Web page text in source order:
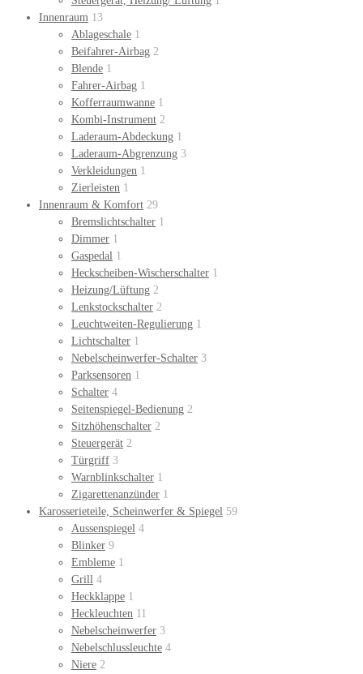
Innenraum 13
Ablageschale 1
Beifahrer-Airbag 2
Blende 1
Fahrer-Airbag 1
Kofferraumwanne 1
Kombi-Instrument 2
Laderaum-Abdeckung 1
Laderaum-Abgrenzung 3
Verkleidungen 1
Zierleisten 1
Innenraum & Komfort 29
Bremslichtschalter 1
Dimmer 1
Gaspedal 1
Heckscheiben-Wischerschalter 1
Heizung/Lüftung 2
Lenkstockschalter 2
Leuchtweiten-Regulierung 1
Lichtschalter 1
Nebelscheinwerfer-Schalter 3
Parksensoren 1
Schalter 4
Seitenspiegel-Bedienung 2
Sitzhöhenschalter 2
Steuergerät 2
Türgriff 3
Warnblinkschalter 1
Zigarettenanzünder 1
Karosserieteile, Scheinwerfer & Spiegel 59
Aussenspiegel 4
Blinker 9
Embleme 1
Grill 4
Heckklappe 1
Heckleuchten 11
Nebelscheinwerfer 3
Nebelschlussleuchte 4
Niere 2